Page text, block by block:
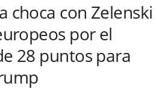
choca con Zelenski
por el
28 puntos para